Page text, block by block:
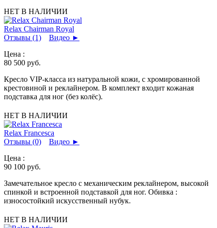
НЕТ В НАЛИЧИИ
Relax Chairman Royal
Отзывы (1)
Видео ►
Цена :
80 500 руб.
Кресло VIP-класса из натуральной кожи, с хромированной
крестовиной и реклайнером. В комплект входит кожаная
подставка для ног (без колёс).
НЕТ В НАЛИЧИИ
Relax Francesca
Отзывы (0)
Видео ►
Цена :
90 100 руб.
Замечательное кресло с механическим реклайнером, высокой
спинкой и встроенной подставкой для ног. Обивка :
износостойкий искусственный нубук.
НЕТ В НАЛИЧИИ